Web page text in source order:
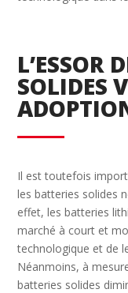
L’ESSOR
SOLIDES
Il est toutefois
les batteries solides
effet, les batteries
marché à court et
technologique et de
Néanmoins, à
batteries solides